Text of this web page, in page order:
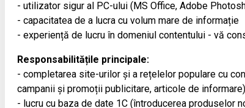
- utilizator sigur al PC-ului (MS Office, Adobe
- capacitatea de a lucra cu volum mare de informație
- experiență de lucru în domeniul contentului - vă
Responsabilitățile principale:
- completarea site-urilor și a rețelelor populare cu
campanii și promoții publicitare, articole de informare)
- lucru cu baza de date 1С (întroducerea produselor